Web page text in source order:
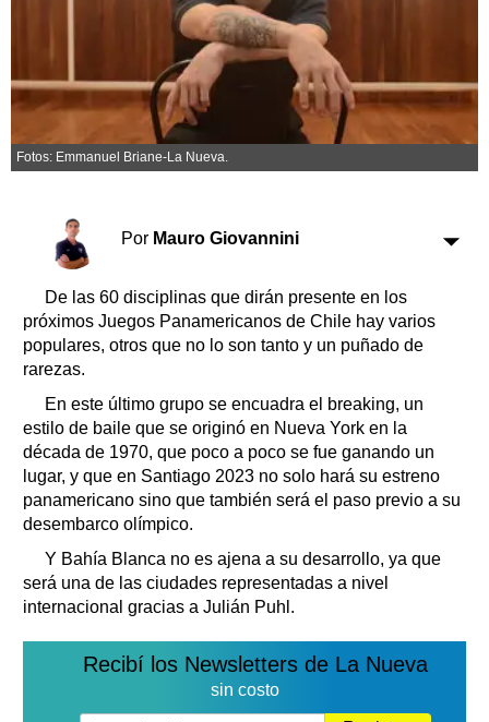
Turismo
Salud
Es viral
El tiempo
Fúnebres
Horóscopo
Suplementos
Servicios
Farmacias
Transportes
Loterías
Fúnebres
Edictos
Teléfonos de urgencia
Fotos: Emmanuel Briane-La Nueva.
Por Mauro Giovannini
De las 60 disciplinas que dirán presente en los
próximos Juegos Panamericanos de Chile hay varios
populares, otros que no lo son tanto y un puñado de
rarezas.
En este último grupo se encuadra el breaking, un
estilo de baile que se originó en Nueva York en la
década de 1970, que poco a poco se fue ganando un
lugar, y que en Santiago 2023 no solo hará su estreno
panamericano sino que también será el paso previo a su
desembarco olímpico.
Y Bahía Blanca no es ajena a su desarrollo, ya que
será una de las ciudades representadas a nivel
internacional gracias a Julián Puhl.
Recibí los Newsletters de La Nueva
sin costo